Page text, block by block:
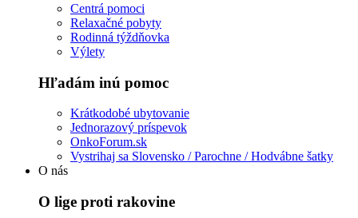
Centrá pomoci
Relaxačné pobyty
Rodinná týždňovka
Výlety
Hľadám inú pomoc
Krátkodobé ubytovanie
Jednorazový príspevok
OnkoForum.sk
Vystrihaj sa Slovensko / Parochne / Hodvábne šatky
O nás
O lige proti rakovine